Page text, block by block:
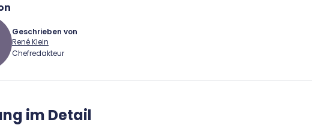
Geschrieben von
René Klein
Chefredakteur
Klein
Redaktion
im Detail